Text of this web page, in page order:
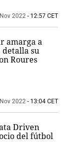
2022 - 12:57 CET
amarga a
detalla su
Roures
2022 - 13:04 CET
Driven
del fútbol